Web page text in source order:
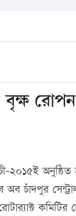
বৃক্ষ রোপন
২০১৫ই অনুষ্ঠিত
অব চাঁদপুর
কমিটির